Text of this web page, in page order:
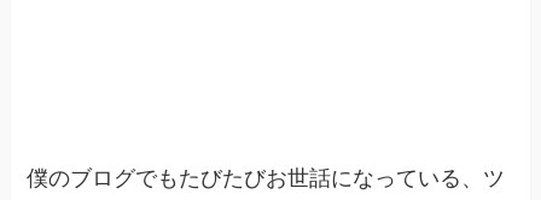
僕のブログでもたびたびお世話になっている、ツ